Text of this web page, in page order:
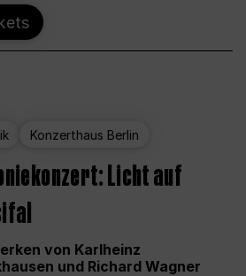
Konzerthaus Berlin
Licht auf
von Karlheinz
und Richard Wagner